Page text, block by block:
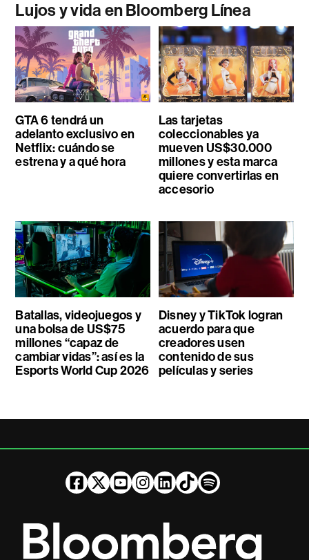
Lujos y vida en Bloomberg Línea
GTA 6 tendrá un
adelanto exclusivo en
Netflix: cuándo se
estrena y a qué hora
Las tarjetas
coleccionables ya
mueven US$30.000
millones y esta marca
quiere convertirlas en
accesorio
Batallas, videojuegos y
una bolsa de US$75
millones “capaz de
cambiar vidas”: así es la
Esports World Cup 2026
Disney y TikTok logran
acuerdo para que
creadores usen
contenido de sus
películas y series